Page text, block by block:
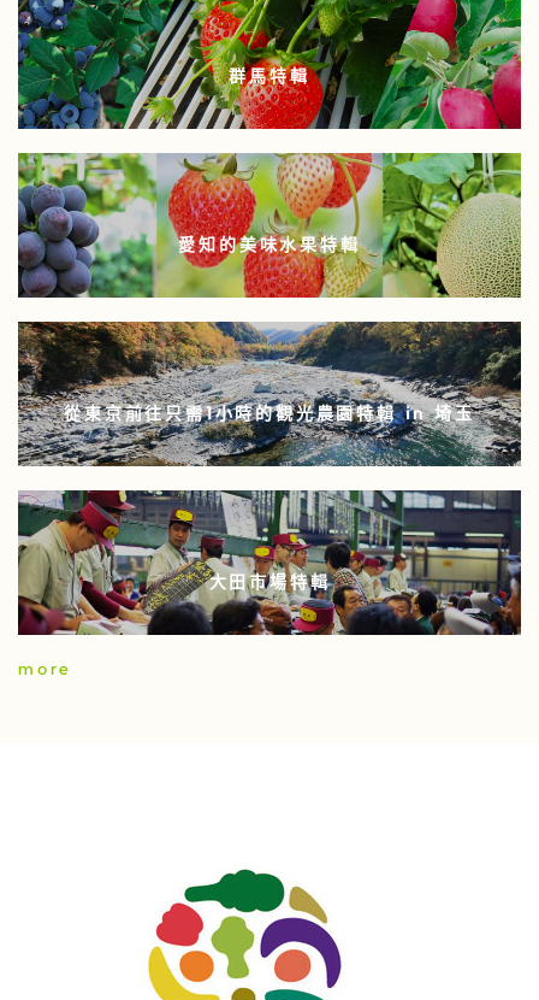
群馬特輯
愛知的美味水果特輯
從東京前往只需1小時的觀光農園特輯 in 埼玉
大田市場特輯
more